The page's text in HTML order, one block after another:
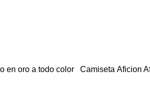
en oro a todo color Camiseta Aficion